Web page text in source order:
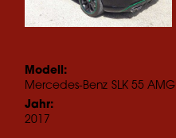
Modell:
Mercedes-Benz SLK 55 AMG
Jahr:
2017